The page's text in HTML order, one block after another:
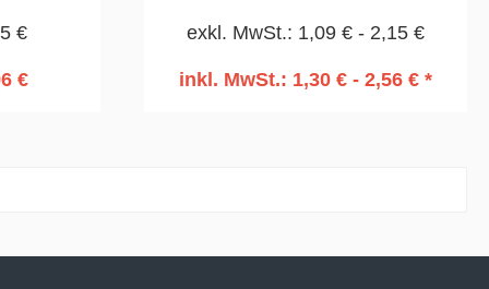
€
€
exkl. MwSt.: 1,09 € - 2,15 €
inkl. MwSt.: 1,30 € - 2,56 € *